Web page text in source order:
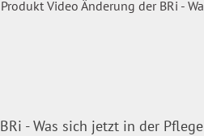
- Was sich jetzt in der